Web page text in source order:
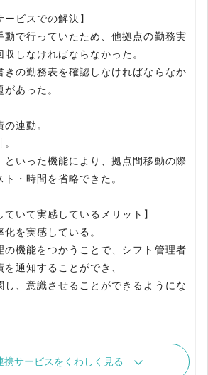
ービスでの解決】
動で行っていたため、他拠点の勤務実
しなければならなかった。
きの勤務表を確認しなければならなか
あった。
連動。
といった機能により、拠点間移動の際
・時間を省略できた。
ていて実感しているメリット】
を実感している。
の機能をつかうことで、シフト管理者
通知することができ、
し、意識させることができるようにな
携サービスをくわしく見る